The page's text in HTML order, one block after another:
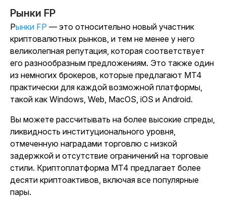
Рынки FP
Рынки FP — это относительно новый участник
криптовалютных рынков, и тем не менее у него
великолепная репутация, которая соответствует
его разнообразным предложениям. Это также один
из немногих брокеров, которые предлагают MT4
практически для каждой возможной платформы,
такой как Windows, Web, MacOS, iOS и Android.
Вы можете рассчитывать на более высокие спреды,
ликвидность институционального уровня,
отмеченную наградами торговлю с низкой
задержкой и отсутствие ограничений на торговые
стили. Криптоплатформа MT4 предлагает более
десяти криптоактивов, включая все популярные
пары.